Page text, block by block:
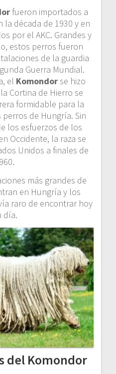
fueron importados a
la década de 1930 y en
por el AKC. Grandes y
estos perros fueron
de la guardia
Guerra Mundial.
el Komondorse hizo
Cortina de Hierro se
formidable para la
de Hungría. Sin
los esfuerzos de los
Occidente, la raza se
Unidos a finales de
más grandes de
en Hungría y los
raro de encontrar hoy
día.
del Komondor